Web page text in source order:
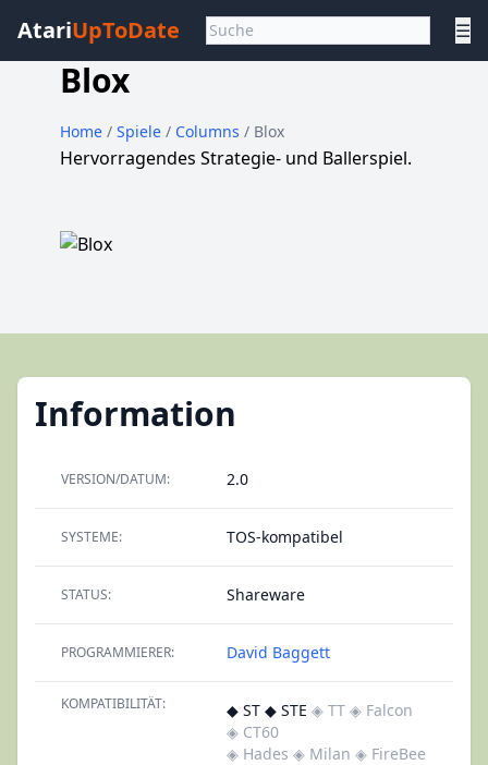
AtariUpToDate ☰
Blox
Home/ Spiele / Columns / Blox
Hervorragendes Strategie- und Ballerspiel.
Information
VERSION/DATUM: 2.0
SYSTEME: TOS-kompatibel
STATUS: Shareware
PROGRAMMIERER: David Baggett
KOMPATIBILITÄT: ◆ ST ◆ STE ◈ TT ◈ Falcon
◈ CT60
◈ Hades ◈ Milan ◈ FireBee